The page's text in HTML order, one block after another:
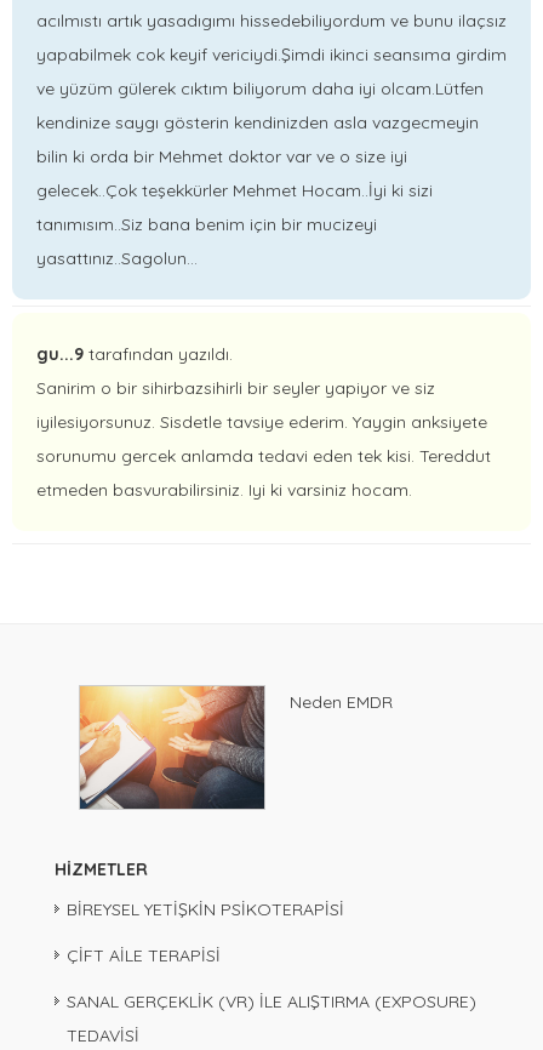
acılmıstı artık yasadıgımı hissedebiliyordum ve bunu ilaçsız
yapabilmek cok keyif vericiydi.Şimdi ikinci seansıma girdim
ve yüzüm gülerek cıktım biliyorum daha iyi olcam.Lütfen
kendinize saygı gösterin kendinizden asla vazgecmeyin
bilin ki orda bir Mehmet doktor var ve o size iyi
gelecek..Çok teşekkürler Mehmet Hocam..İyi ki sizi
tanımısım..Siz bana benim için bir mucizeyi
yasattınız..Sagolun...
gu...9 tarafından yazıldı.
Sanirim o bir sihirbazsihirli bir seyler yapiyor ve siz
iyilesiyorsunuz. Sisdetle tavsiye ederim. Yaygin anksiyete
sorunumu gercek anlamda tedavi eden tek kisi. Tereddut
etmeden basvurabilirsiniz. Iyi ki varsiniz hocam.
Neden EMDR
HİZMETLER
BİREYSEL YETİŞKİN PSİKOTERAPİSİ
ÇİFT AİLE TERAPİSİ
SANAL GERÇEKLİK (VR) İLE ALIŞTIRMA (EXPOSURE)
TEDAVİSİ